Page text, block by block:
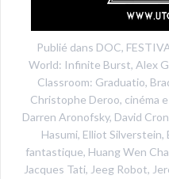
Publié dans DOC,
World: Infinite Burst, Alex
Classroom: Graduatio,
Christophe Deroo, cinéma
Darren Aronofsky, David
Hasumi, Elliot Silverstein,
fantastique, Huang Wen
Jacques Tati, Jeeg Robot,